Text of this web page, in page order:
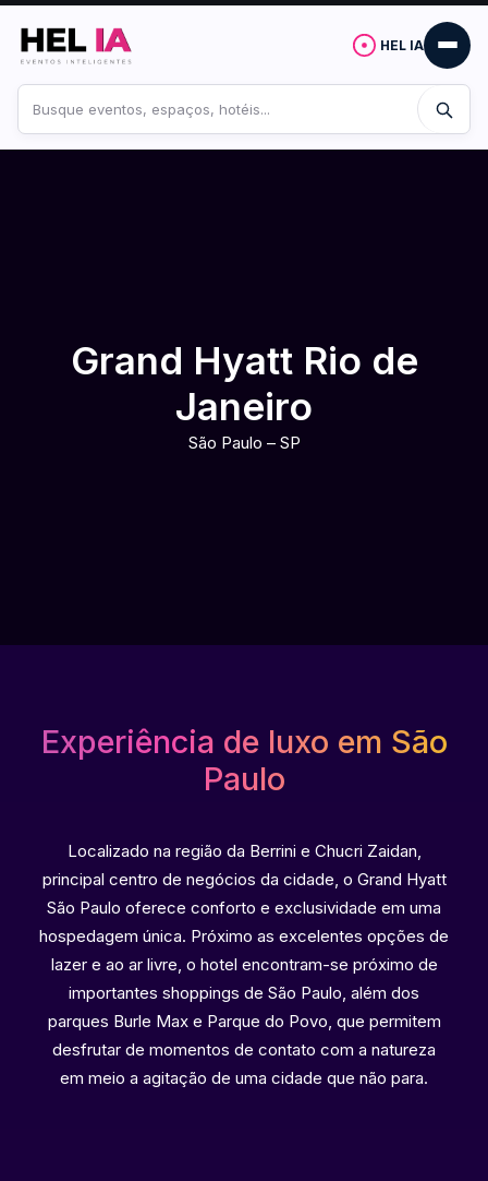
HEL IA
no
site
Grand Hyatt Rio de
Janeiro
São Paulo – SP
Experiência de luxo em São
Paulo
Localizado na região da Berrini e Chucri Zaidan,
principal centro de negócios da cidade, o Grand Hyatt
São Paulo oferece conforto e exclusividade em uma
hospedagem única. Próximo as excelentes opções de
lazer e ao ar livre, o hotel encontram-se próximo de
importantes shoppings de São Paulo, além dos
parques Burle Max e Parque do Povo, que permitem
desfrutar de momentos de contato com a natureza
em meio a agitação de uma cidade que não para.